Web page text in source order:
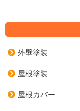
外壁塗装
屋根塗装
屋根カバー